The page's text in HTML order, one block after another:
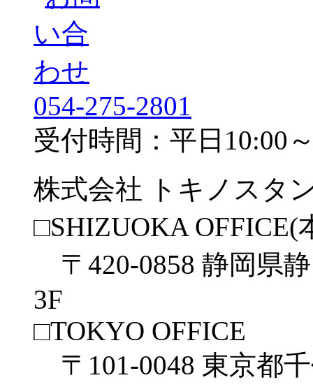
054-275-2801
受付時間：平日10:00
株式会社 トキノスタ
□SHIZUOKA OFFICE(
〒420-0858 静岡県
3F
□TOKYO OFFICE
〒101-0048 東京都